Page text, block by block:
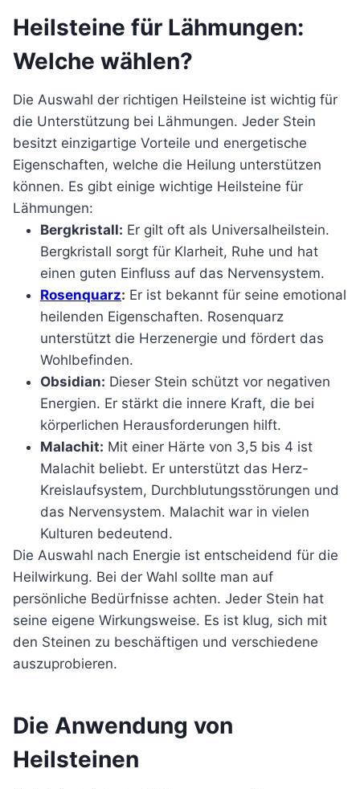
Heilsteine für Lähmungen:
Welche wählen?
Die Auswahl der richtigen Heilsteine ist wichtig für
die Unterstützung bei Lähmungen. Jeder Stein
besitzt einzigartige Vorteile und energetische
Eigenschaften, welche die Heilung unterstützen
können. Es gibt einige wichtige Heilsteine für
Lähmungen:
Bergkristall: Er gilt oft als Universalheilstein.
Bergkristall sorgt für Klarheit, Ruhe und hat
einen guten Einfluss auf das Nervensystem.
Rosenquarz: Er ist bekannt für seine emotional
heilenden Eigenschaften. Rosenquarz
unterstützt die Herzenergie und fördert das
Wohlbefinden.
Obsidian: Dieser Stein schützt vor negativen
Energien. Er stärkt die innere Kraft, die bei
körperlichen Herausforderungen hilft.
Malachit: Mit einer Härte von 3,5 bis 4 ist
Malachit beliebt. Er unterstützt das Herz-
Kreislaufsystem, Durchblutungsstörungen und
das Nervensystem. Malachit war in vielen
Kulturen bedeutend.
Die Auswahl nach Energie ist entscheidend für die
Heilwirkung. Bei der Wahl sollte man auf
persönliche Bedürfnisse achten. Jeder Stein hat
seine eigene Wirkungsweise. Es ist klug, sich mit
den Steinen zu beschäftigen und verschiedene
auszuprobieren.
Die Anwendung von
Heilsteinen